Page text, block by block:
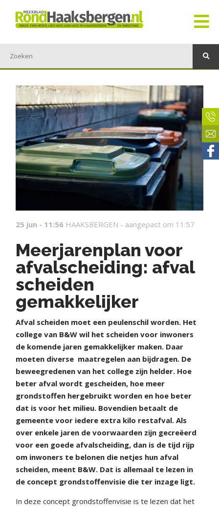
25 jun - 11:56 HAAKSBERGEN - aangepast om 11:57
Meerjarenplan voor
afvalscheiding: afval
scheiden
gemakkelijker
Afval scheiden moet een peulenschil worden. Het
college van B&W wil het scheiden voor inwoners
de komende jaren gemakkelijker maken. Daar
moeten diverse maatregelen aan bijdragen. De
beweegredenen van het college zijn helder. Hoe
beter afval wordt gescheiden, hoe meer
grondstoffen hergebruikt worden en hoe beter
dat is voor het milieu. Bovendien betaalt de
gemeente voor iedere extra kilo restafval. Als
over enkele jaren de voorwaarden zijn gecreëerd
voor een goede afvalscheiding, dan is de tijd rijp
om inwoners te belonen die netjes hun afval
scheiden, meent B&W. Dat is allemaal te lezen in
de concept grondstoffenvisie die ter inzage ligt.
In deze concept grondstoffenvisie is te lezen dat het